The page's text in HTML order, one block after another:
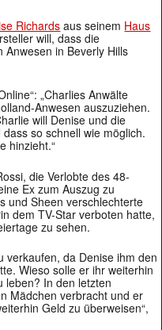
Richards aus seinem Haus
will, dass die
Anwesen in Beverly Hills
„Charlies Anwälte
Anwesen auszuziehen.
will Denise und die
so schnell wie möglich.
hinzieht.“
die Verlobte des 48-
Ex zum Auszug zu
und Sheen verschlechterte
dem TV-Star verboten hatte,
zu sehen.
verkaufen, da Denise ihm den
Wieso solle er ihr weiterhin
leben? In den letzten
Mädchen verbracht und er
Geld zu überweisen“,